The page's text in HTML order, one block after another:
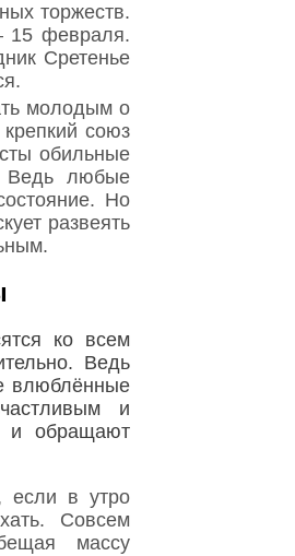
торжеств.
15 февраля.
Сретенье
молодым о
союз
обильные
Ведь любые
Но
развеять
ко всем
Ведь
влюблённые
и
и обращают
если в утро
Совсем
массу